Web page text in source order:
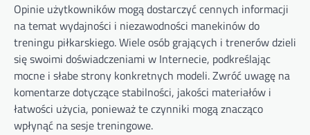
Opinie użytkowników mogą dostarczyć cennych informacji
na temat wydajności i niezawodności manekinów do
treningu piłkarskiego. Wiele osób grających i trenerów dzieli
się swoimi doświadczeniami w Internecie, podkreślając
mocne i słabe strony konkretnych modeli. Zwróć uwagę na
komentarze dotyczące stabilności, jakości materiałów i
łatwości użycia, ponieważ te czynniki mogą znacząco
wpłynąć na sesje treningowe.